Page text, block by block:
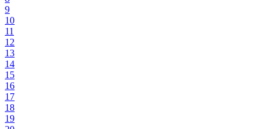
9
10
11
12
13
14
15
16
17
18
19